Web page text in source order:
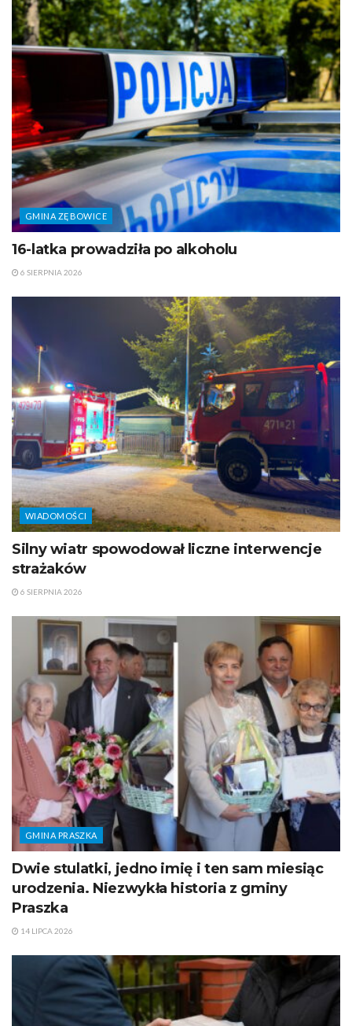
GMINA ZĘBOWICE
16-latka prowadziła po alkoholu
6 SIERPNIA 2026
WIADOMOŚCI
Silny wiatr spowodował liczne interwencje
strażaków
6 SIERPNIA 2026
GMINA PRASZKA
Dwie stulatki, jedno imię i ten sam miesiąc
urodzenia. Niezwykła historia z gminy
Praszka
14 LIPCA 2026